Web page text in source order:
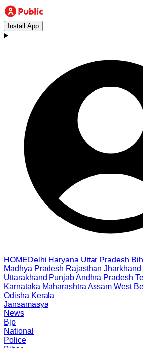
Install App
HOMEDelhi Haryana Uttar Pradesh
Madhya Pradesh Rajasthan Jharkhand
Uttarakhand PunjabAndhra Pradesh
Karnataka Maharashtra Assam West
Odisha Kerala
Jansamasya
News
Bjp
National
Police